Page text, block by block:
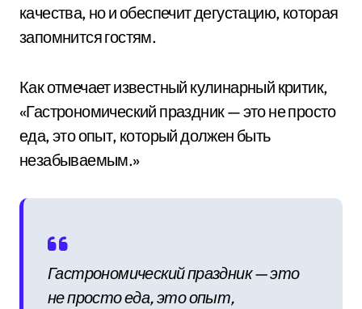
качества, но и обеспечит дегустацию, которая
запомнится гостям.
Как отмечает известный кулинарный критик,
«Гастрономический праздник — это не просто
еда, это опыт, который должен быть
незабываемым.»
Гастрономический праздник — это
не просто еда, это опыт,